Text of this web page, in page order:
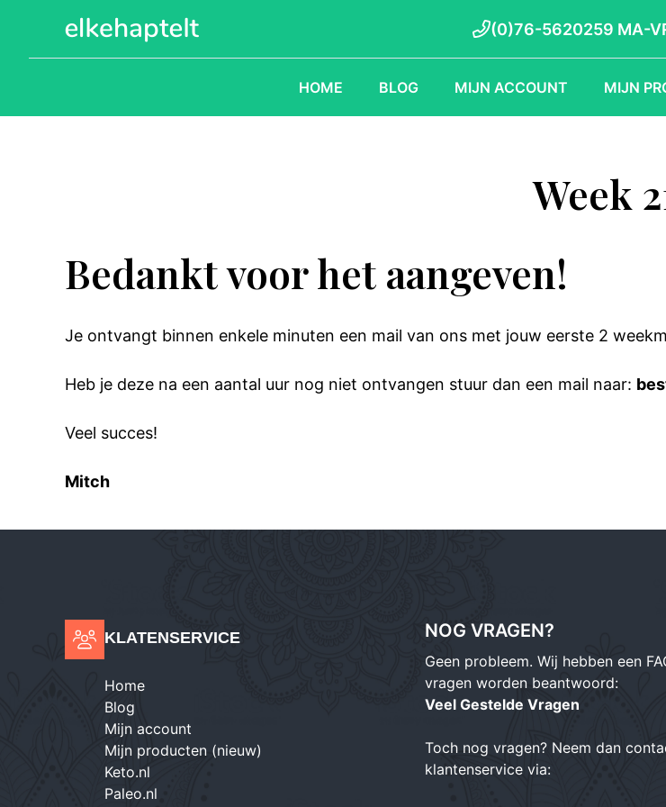
(0)76-5620259 MA-
HOME BLOG MIJN ACCOUNT MIJN
Week
Bedankt voor het aangeven!
Je ontvangt binnen enkele minuten een mail van ons met jouw eerste 2
Heb je deze na een aantal uur nog niet ontvangen stuur dan een mail naar:
Veel succes!
Mitch
KLATENSERVICE
Home
Blog
Mijn account
Mijn producten (nieuw)
Keto.nl
Paleo.nl
NOG VRAGEN?
Geen probleem. Wij hebben een
vragen worden beantwoord:
Veel Gestelde Vragen
Toch nog vragen? Neem dan
klantenservice via: